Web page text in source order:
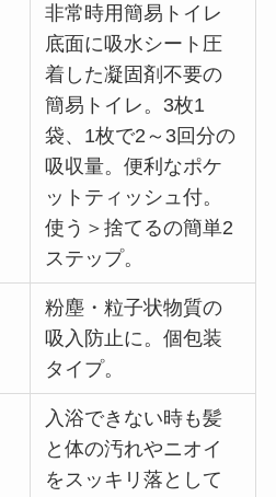
非常時用簡易トイレ
底面に吸水シート圧
着した凝固剤不要の
簡易トイレ。3枚1
袋、1枚で2～3回分の
吸収量。便利なポケ
ットティッシュ付。
使う＞捨てるの簡単2
ステップ。
粉塵・粒子状物質の
吸入防止に。個包装
タイプ。
入浴できない時も髪
と体の汚れやニオイ
をスッキリ落として